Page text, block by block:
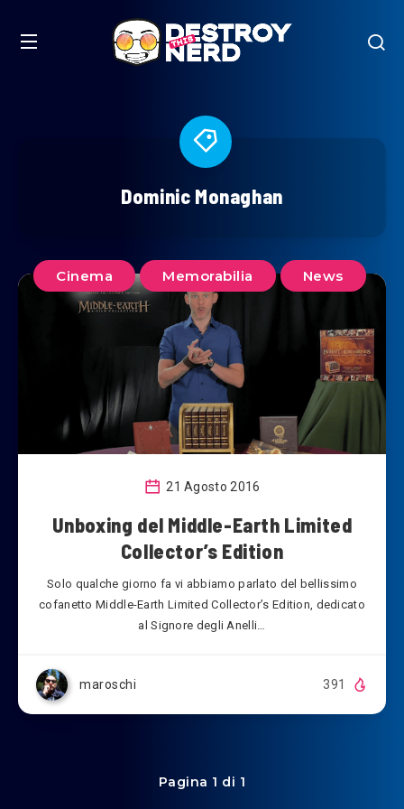
Dominic Monaghan
Cinema Memorabilia News
21 Agosto 2016
Unboxing del Middle-Earth Limited
Collector’s Edition
Solo qualche giorno fa vi abbiamo parlato del bellissimo
cofanetto Middle-Earth Limited Collector’s Edition, dedicato
al Signore degli Anelli…
maroschi 391
Pagina 1 di 1